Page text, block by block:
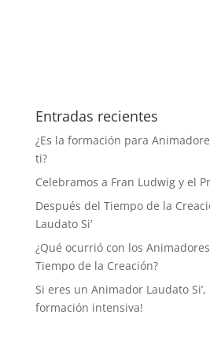
Entradas recientes
¿Es la formación para
ti?
Celebramos a Fran Ludwig y el
Después del Tiempo de la
Laudato Si’
¿Qué ocurrió con los
Tiempo de la Creación?
Si eres un Animador Laudato
formación intensiva!